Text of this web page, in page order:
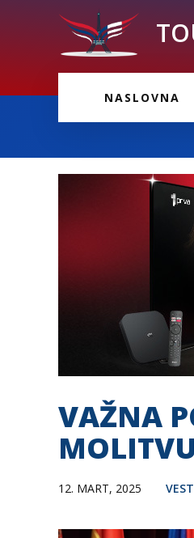
NASLOVNA
VAŽNA
12. MART, 2025